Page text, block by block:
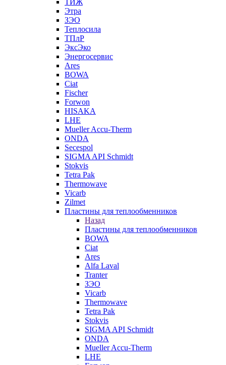
ТИЖ
Этра
ЗЭО
Теплосила
ТПлР
ЭксЭко
Энергосервис
Ares
BOWA
Ciat
Fischer
Forwon
HISAKA
LHE
Mueller Accu-Therm
ONDA
Secespol
SIGMA API Schmidt
Stokvis
Tetra Pak
Thermowave
Vicarb
Zilmet
Пластины для теплообменников
Назад
Пластины для теплообменников
BOWA
Ciat
Ares
Alfa Laval
Tranter
ЗЭО
Vicarb
Thermowave
Tetra Pak
Stokvis
SIGMA API Schmidt
ONDA
Mueller Accu-Therm
LHE